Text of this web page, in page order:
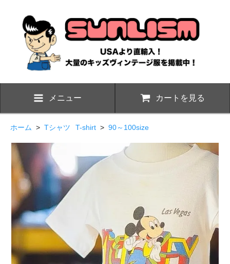
メニュー カートを見る
ホーム > Tシャツ T-shirt > 90～100size